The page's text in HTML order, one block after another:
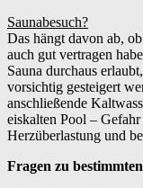
Saunabesuch?
Das hängt davon ab,
auch gut vertragen
Sauna durchaus
vorsichtig gesteigert
anschließende
eiskalten Pool –
Herzüberlastung und
Fragen zu